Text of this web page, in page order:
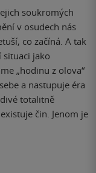
soukromých
v osudech nás
co začíná. A tak
situaci jako
„hodinu z olova“
a nastupuje éra
totalitně
čin. Jenom je